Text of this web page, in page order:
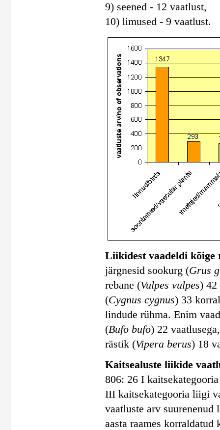
9) seened - 12 vaatlust,
10) limused - 9 vaatlust.
Liikidest vaadeldi kõige
järgnesid sookurg (Grus
rebane (Vulpes vulpes)
(Cygnus cygnus) 33
lindude rühma. Enim
(Bufo bufo) 22
rästik (Vipera berus) 18
Kaitsealuste liikide
806: 26 I
III kaitsekategooria liigi
vaatluste arv suurenenud
aasta raames